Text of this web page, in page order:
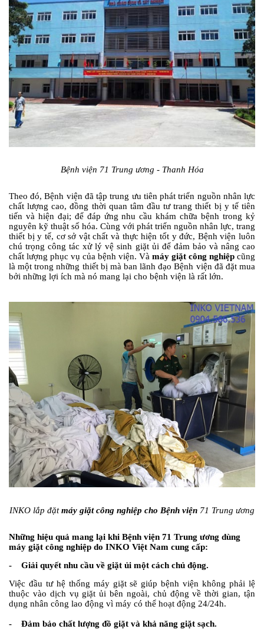
Bệnh viện 71 Trung ương - Thanh Hóa
Theo đó, Bệnh viện đã tập trung ưu tiên phát triển nguồn nhân lực
chất lượng cao, đồng thời quan tâm đầu tư trang thiết bị y tế tiên
tiến và hiện đại; để đáp ứng nhu cầu khám chữa bệnh trong kỷ
nguyên kỹ thuật số hóa. Cùng với phát triển nguồn nhân lực, trang
thiết bị y tế, cơ sở vật chất và thực hiện tốt y đức, Bệnh viện luôn
chú trọng công tác xử lý vệ sinh giặt ủi để đảm bảo và nâng cao
chất lượng phục vụ của bệnh viện. Và máy giặt công nghiệp cũng
là một trong những thiết bị mà ban lãnh đạo Bệnh viện đã đặt mua
bởi những lợi ích mà nó mang lại cho bệnh viện là rất lớn.
INKO lắp đặtmáy giặt công nghiệp cho Bệnh viện 71 Trung ương
Những hiệu quả mang lại khi Bệnh viện 71 Trung ương dùng
máy giặt công nghiệp do INKO Việt Nam cung cấp:
- Giải quyết nhu cầu về giặt ủi một cách chủ động.
Việc đầu tư hệ thống máy giặt sẽ giúp bệnh viện không phải lệ
thuộc vào dịch vụ giặt ủi bên ngoài, chủ động về thời gian, tận
dụng nhân công lao động vì máy có thể hoạt động 24/24h.
- Đảm bảo chất lượng đồ giặt và khả năng giặt sạch.